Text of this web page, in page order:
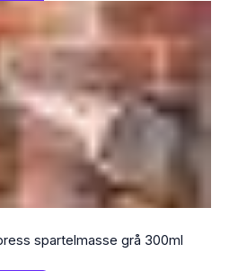
spartelmasse grå 300ml